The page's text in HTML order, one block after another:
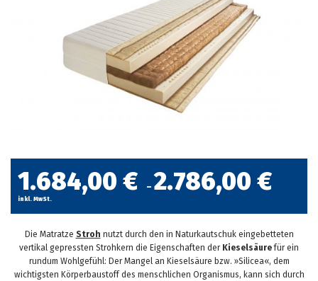
1.684,00 € – 2.786,00 €
inkl. MwSt.
Die Matratze Stroh nutzt durch den in Naturkautschuk eingebetteten
vertikal gepressten Strohkern die Eigenschaften der Kieselsäurefür ein
rundum Wohlgefühl: Der Mangel an Kieselsäure bzw. »Silicea«, dem
wichtigsten Körperbaustoff des menschlichen Organismus, kann sich durch